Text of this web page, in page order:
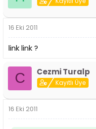
16 Eki 2011
link link ?
C Cezmi Turalp
Kayıtlı Üye
16 Eki 2011